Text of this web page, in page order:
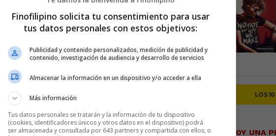
LOS
SOY UNA
Finofilipino solicita tu consentimiento para usar
tus datos personales con estos objetivos:
Publicidad y contenido personalizados, medición de publicidad y
contenido, investigación de audiencia y desarrollo de servicios
Almacenar la información en un dispositivo y/o acceder a ella
Más información
Tus datos personales se tratarán y la información de tu dispositivo
(cookies, identificadores únicos y otros datos en el dispositivo) podrá
ser almacenada y consultada por 643 partners y compartida con ellos, o